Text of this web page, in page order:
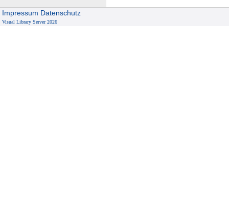
Impressum Datenschutz
Visual Library Server 2026